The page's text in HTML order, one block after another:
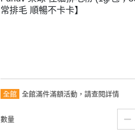
常排毛 順暢不卡卡】
全館 全館滿件滿額活動，請查閱詳情
數量